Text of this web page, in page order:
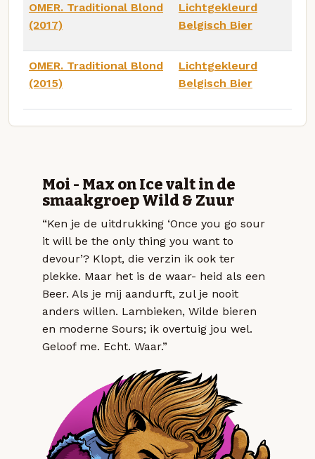
OMER. Traditional Blond
(2017)
Lichtgekleurd
Belgisch Bier
OMER. Traditional Blond
(2015)
Lichtgekleurd
Belgisch Bier
Moi - Max on Ice valt in de
smaakgroep Wild & Zuur
“Ken je de uitdrukking ‘Once you go sour
it will be the only thing you want to
devour’? Klopt, die verzin ik ook ter
plekke. Maar het is de waar- heid als een
Beer. Als je mij aandurft, zul je nooit
anders willen. Lambieken, Wilde bieren
en moderne Sours; ik overtuig jou wel.
Geloof me. Echt. Waar.”